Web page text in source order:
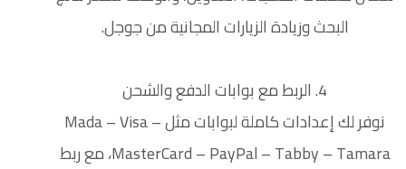
البحث وزيادة الزيارات المجانية من جوجل.
4. الربط مع بوابات الدفع والشحن
نوفر لك إعدادات كاملة لبوابات مثل Mada – Visa –
MasterCard – PayPal – Tabby – Tamara، مع ربط